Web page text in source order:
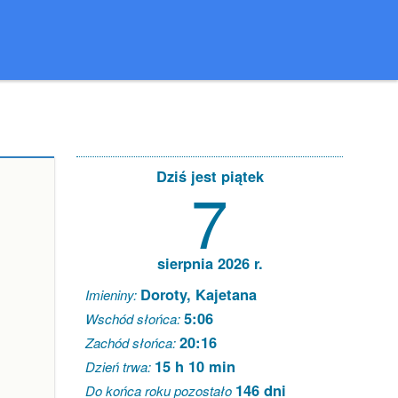
Dziś jest piątek
7
sierpnia 2026 r.
Imieniny: Doroty, Kajetana
Wschód słońca:5:06
Zachód słońca:20:16
Dzień trwa: 15 h 10 min
Do końca roku pozostało 146 dni